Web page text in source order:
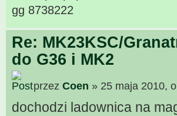
gg 8738222
Re: MK23KSC/
do G36 i MK2
przez Coen » 25 maja 2010,
dochodzi ladownica na